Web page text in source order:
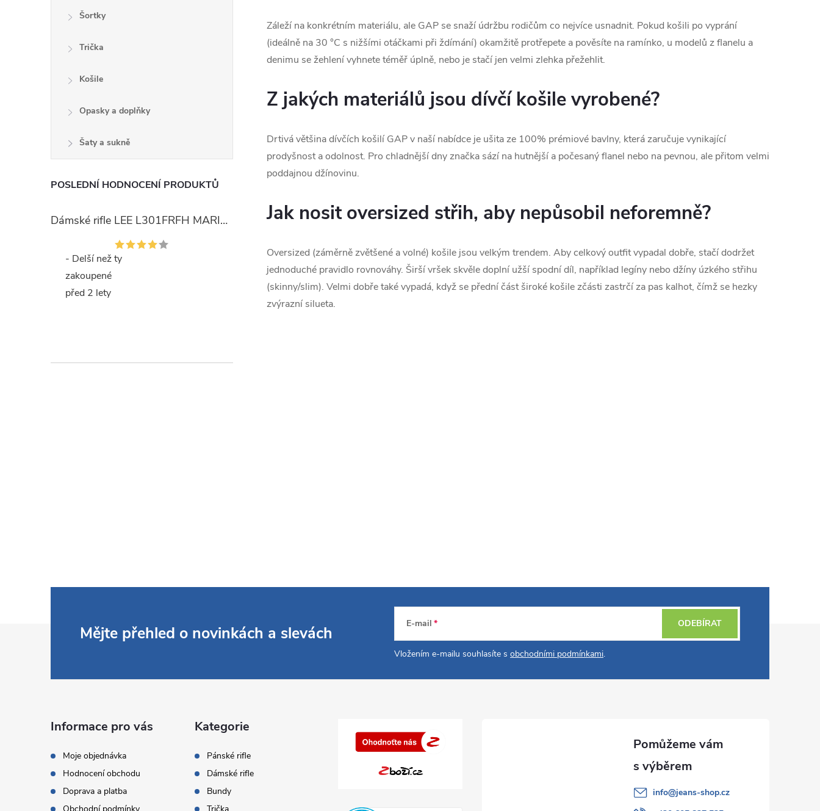
Šortky
Trička
Košile
Opasky a doplňky
Šaty a sukně
POSLEDNÍ HODNOCENÍ PRODUKTŮ
Dámské rifle LEE L301FRFH MARION STRAIGHT RINSE
- Delší než ty
zakoupené
před 2 lety
Záleží na konkrétním materiálu, ale GAP se snaží údržbu rodičům co nejvíce usnadnit. Pokud košili po vyprání
(ideálně na 30 °C s nižšími otáčkami při ždímání) okamžitě protřepete a pověsíte na ramínko, u modelů z flanelu a
denimu se žehlení vyhnete téměř úplně, nebo je stačí jen velmi zlehka přežehlit.
Z jakých materiálů jsou dívčí košile vyrobené?
Drtivá většina dívčích košilí GAP v naší nabídce je ušita ze 100% prémiové bavlny, která zaručuje vynikající
prodyšnost a odolnost. Pro chladnější dny značka sází na hutnější a počesaný flanel nebo na pevnou, ale přitom velmi
poddajnou džínovinu.
Jak nosit oversized střih, aby nepůsobil neforemně?
Oversized (záměrně zvětšené a volné) košile jsou velkým trendem. Aby celkový outfit vypadal dobře, stačí dodržet
jednoduché pravidlo rovnováhy. Širší vršek skvěle doplní užší spodní díl, například legíny nebo džíny úzkého střihu
(skinny/slim). Velmi dobře také vypadá, když se přední část široké košile zčásti zastrčí za pas kalhot, čímž se hezky
zvýrazní silueta.
Mějte přehled o novinkách a slevách E-mail
Vložením e-mailu souhlasíte s obchodními podmínkami.
ODEBÍRAT
Informace pro vás
Moje objednávka
Hodnocení obchodu
Doprava a platba
Kategorie
Pánské rifle
Dámské rifle
Bundy
info@jeans-shop.cz